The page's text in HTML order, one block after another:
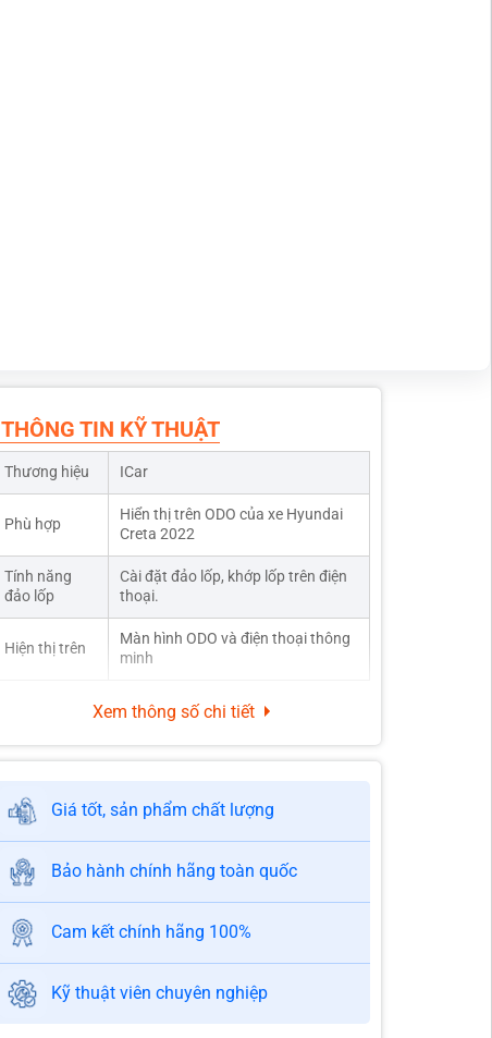
THÔNG TIN KỸ THUẬT
Thương hiệu ICar
Phù hợp
Hiển thị trên ODO của xe Hyundai
Creta 2022
Tính năng
đảo lốp
Cài đặt đảo lốp, khớp lốp trên điện
thoại.
Hiện thị trên
Màn hình ODO và điện thoại thông
minh
Xem thông số chi tiết
Giá tốt, sản phẩm chất lượng
Bảo hành chính hãng toàn quốc
Cam kết chính hãng 100%
Kỹ thuật viên chuyên nghiệp